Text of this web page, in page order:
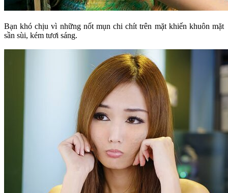
Bạn khó chịu vì những nốt mụn chi chít trên mặt khiến khuôn mặt
sần sùi, kém tươi sáng.